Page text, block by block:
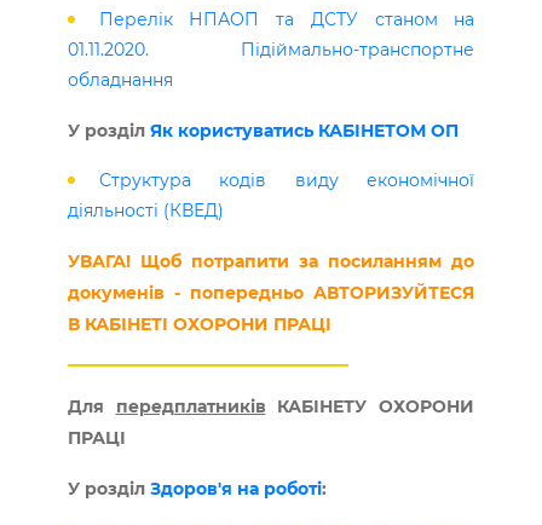
Перелік НПАОП та ДСТУ станом на
01.11.2020. Підіймально-транспортне
обладнання
У розділ Як користуватись КАБІНЕТОМ ОП
Структура кодів виду економічної
діяльності (КВЕД)
УВАГА! Щоб потрапити за посиланням до
докуменів - попередньо АВТОРИЗУЙТЕСЯ
В КАБІНЕТІ ОХОРОНИ ПРАЦІ
Для передплатників КАБІНЕТУ ОХОРОНИ
ПРАЦІ
У розділ Здоров'я на роботі: